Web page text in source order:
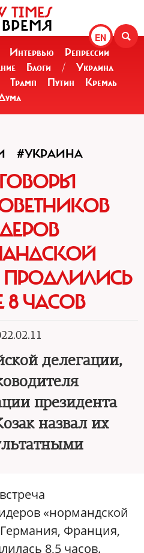
EN
TIMES
Интервью
Репрессии
Блоги /
Украина
Трамп Путин
Кремль
#УКРАИНА
ПРОДЛИЛИСЬ
8 ЧАСОВ
делегации,
президента
назвал их
«нормандской
Германия, Франция,
8,5 часов.